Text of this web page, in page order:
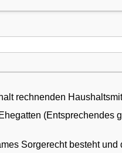
eines in der Berufsausbildung befindlichen, zum Haushalt rechnenden
(Entsprechendes
Sorgerecht besteht